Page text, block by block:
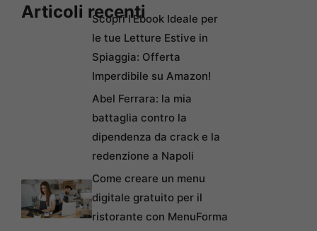
Articoli recentiScopri l’Ebook Ideale per
le tue Letture Estive in
Spiaggia: Offerta
Imperdibile su Amazon!
Abel Ferrara: la mia
battaglia contro la
dipendenza da crack e la
redenzione a Napoli
Come creare un menu
digitale gratuito per il
ristorante con MenuForma